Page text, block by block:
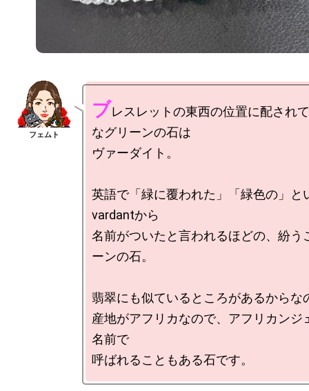
ブレスレットの東西の位置に配され
なグリーンの石は
ヴァーダイト。
英語で「緑に覆われた」「緑色の」と
vardantから
名前がついたと言われるほどの、紛う
ーンの石。
翡翠にも似ているところがあるからな
産地がアフリカなので、アフリカンジ
名前で